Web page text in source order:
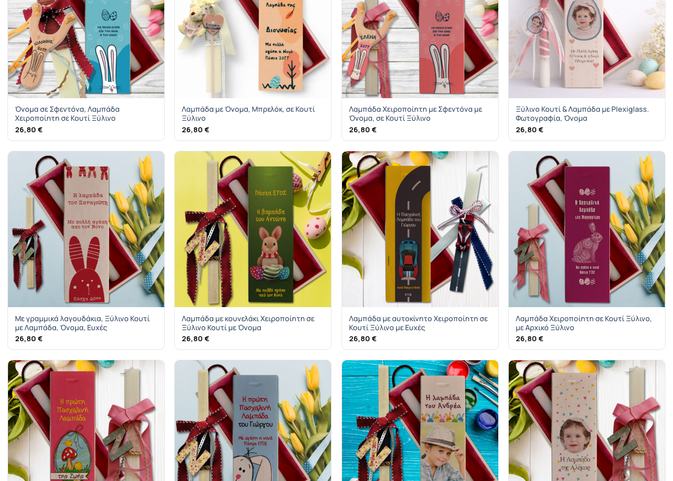
Όνομα σε Σφεντόνα, Λαμπάδα
Χειροποίητη σε Κουτί Ξύλινο
26,80 €
Λαμπάδα με Όνομα, Μπρελόκ, σε Κουτί
Ξύλινο
26,80€
Λαμπάδα Χειροποίητη με Σφεντόνα με
Όνομα, σε Κουτί Ξύλινο
26,80 €
Ξύλινο Κουτί & Λαμπάδα με Plexiglass.
Φωτογραφία, Όνομα
26,80€
Με γραμμικά λαγουδάκια, Ξύλινο Κουτί
με Λαμπάδα, Όνομα, Ευχές
26,80 €
Λαμπάδα με κουνελάκι Χειροποίητη σε
Ξύλινο Κουτί με Όνομα
26,80€
Λαμπάδα με αυτοκίνητο Χειροποίητη σε
Κουτί Ξύλινο με Ευχές
26,80 €
Λαμπάδα Χειροποίητη σε Κουτί Ξύλινο,
με Αρχικό Ξύλινο
26,80€